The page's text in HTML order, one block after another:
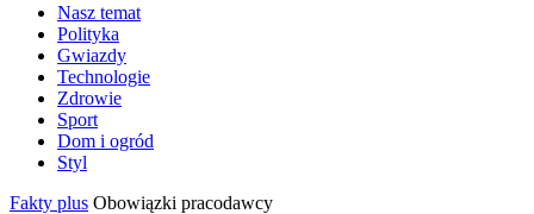
Nasz temat
Polityka
Gwiazdy
Technologie
Zdrowie
Sport
Dom i ogród
Styl
Fakty plus Obowiązki pracodawcy